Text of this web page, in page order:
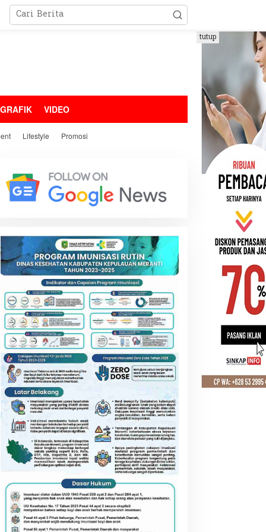
VIDEO
Lifestyle Promosi
tutup